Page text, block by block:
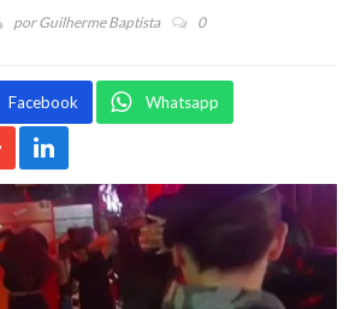
porGuilherme Baptista 0
Facebook Whatsapp